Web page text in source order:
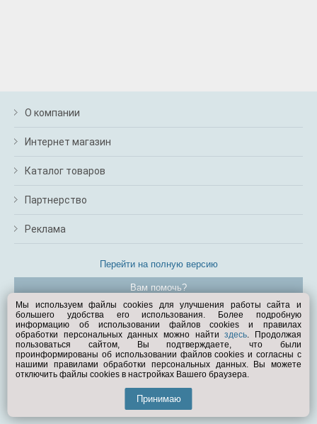
О компании
Интернет магазин
Каталог товаров
Партнерство
Реклама
Перейти на полную версию
Вам помочь?
© Exist.ru 1998—2026
Мы используем файлы cookies для улучшения работы сайта и
большего удобства его использования. Более подробную
информацию об использовании файлов cookies и правилах
обработки персональных данных можно найтиздесь. Продолжая
пользоваться сайтом, Вы подтверждаете, что были
проинформированы об использовании файлов cookies и согласны с
нашими правилами обработки персональных данных. Вы можете
отключить файлы cookies в настройках Вашего браузера.
Принимаю